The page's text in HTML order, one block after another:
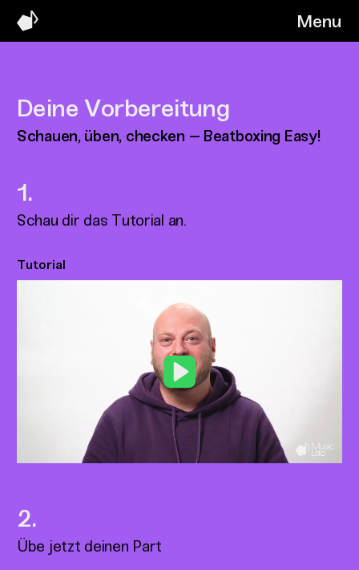
Menu
Deine Vorbereitung
Schauen, üben, checken – Beatboxing Easy!
Schau dir das Tutorial an.
Tutorial
Play
Übe jetzt deinen Part